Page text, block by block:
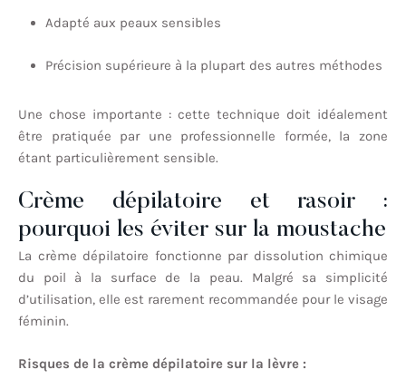
Adapté aux peaux sensibles
Précision supérieure à la plupart des autres méthodes
Une chose importante : cette technique doit idéalement
être pratiquée par une professionnelle formée, la zone
étant particulièrement sensible.
Crème dépilatoire et rasoir :
pourquoi les éviter sur la moustache
La crème dépilatoire fonctionne par dissolution chimique
du poil à la surface de la peau. Malgré sa simplicité
d’utilisation, elle est rarement recommandée pour le visage
féminin.
Risques de la crème dépilatoire sur la lèvre :